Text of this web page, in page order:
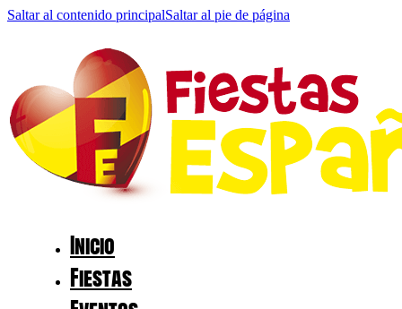
Saltar al contenido principalSaltar al pie de página
Inicio
Fiestas